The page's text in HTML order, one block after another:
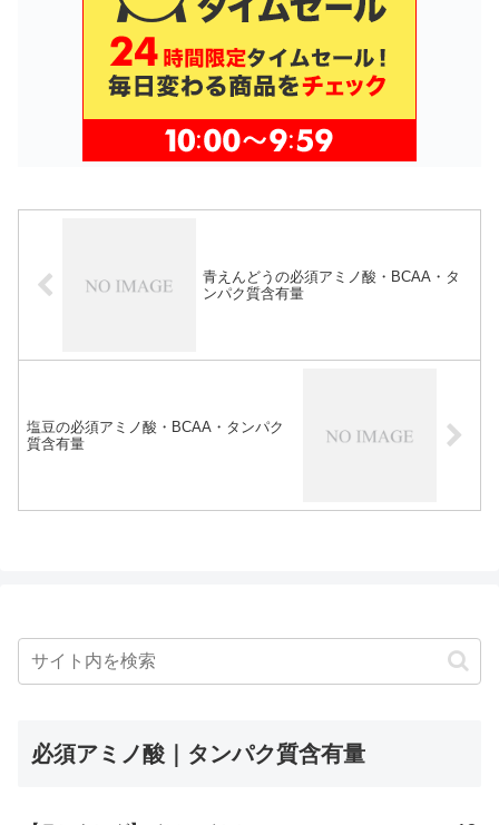
青えんどうの必須アミノ酸・BCAA・タ
ンパク質含有量
塩豆の必須アミノ酸・BCAA・タンパク
質含有量
必須アミノ酸｜タンパク質含有量